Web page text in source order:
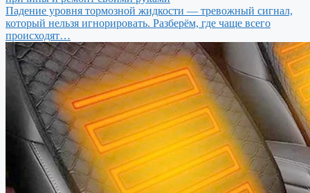
Падение уровня тормозной жидкости — тревожный сигнал,
который нельзя игнорировать. Разберём, где чаще всего
происходят…